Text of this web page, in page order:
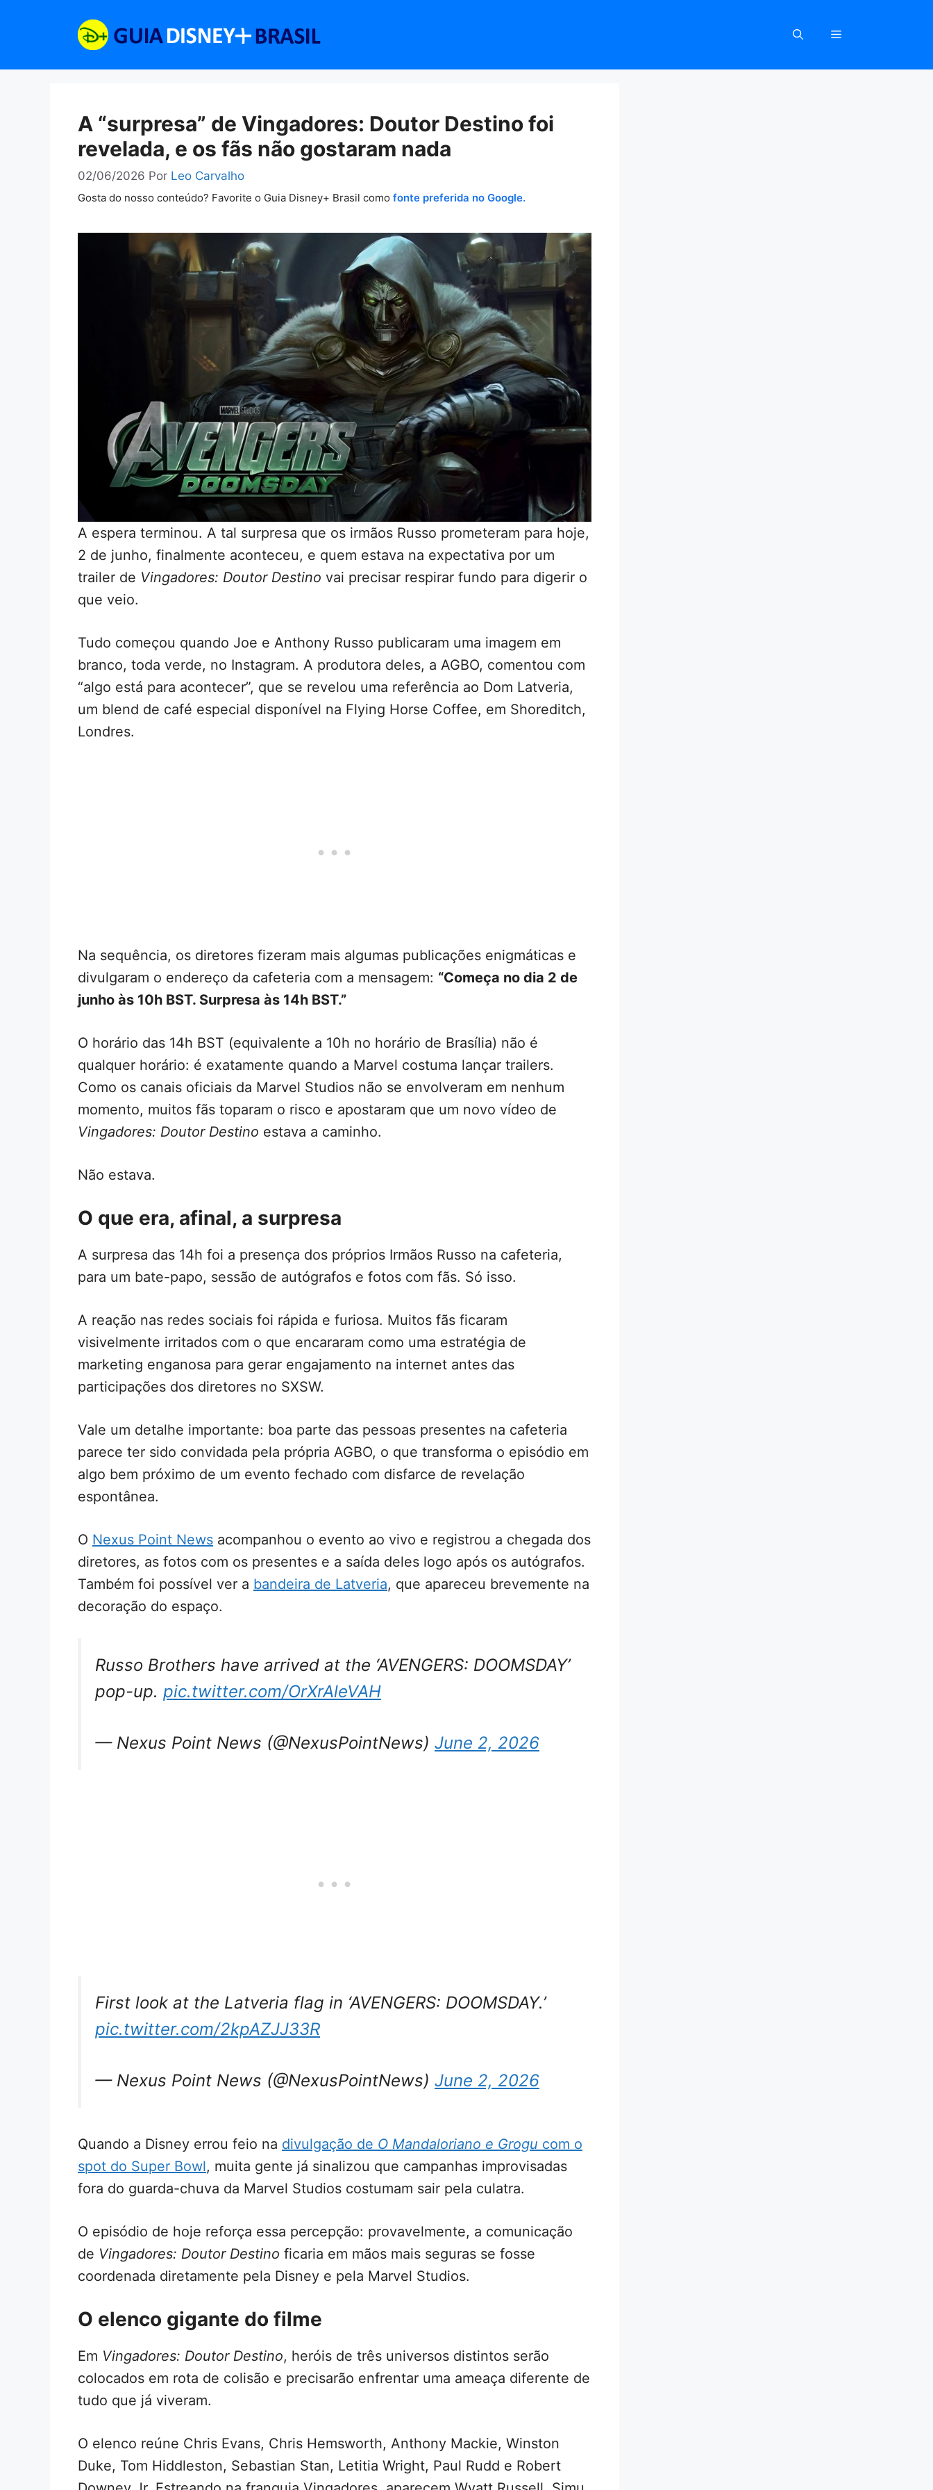
A “surpresa” de Vingadores: Doutor Destino foi
revelada, e os fãs não gostaram nada
02/06/2026 Por Leo Carvalho
Gosta do nosso conteúdo? Favorite o Guia Disney+ Brasil como fonte preferida no Google.
A espera terminou. A tal surpresa que os irmãos Russo prometeram para hoje,
2 de junho, finalmente aconteceu, e quem estava na expectativa por um
trailer de Vingadores: Doutor Destino vai precisar respirar fundo para digerir o
que veio.
Tudo começou quando Joe e Anthony Russo publicaram uma imagem em
branco, toda verde, no Instagram. A produtora deles, a AGBO, comentou com
“algo está para acontecer”, que se revelou uma referência ao Dom Latveria,
um blend de café especial disponível na Flying Horse Coffee, em Shoreditch,
Londres.
Na sequência, os diretores fizeram mais algumas publicações enigmáticas e
divulgaram o endereço da cafeteria com a mensagem: “Começa no dia 2 de
junho às 10h BST. Surpresa às 14h BST.”
O horário das 14h BST (equivalente a 10h no horário de Brasília) não é
qualquer horário: é exatamente quando a Marvel costuma lançar trailers.
Como os canais oficiais da Marvel Studios não se envolveram em nenhum
momento, muitos fãs toparam o risco e apostaram que um novo vídeo de
Vingadores: Doutor Destino estava a caminho.
Não estava.
O que era, afinal, a surpresa
A surpresa das 14h foi a presença dos próprios Irmãos Russo na cafeteria,
para um bate-papo, sessão de autógrafos e fotos com fãs. Só isso.
A reação nas redes sociais foi rápida e furiosa. Muitos fãs ficaram
visivelmente irritados com o que encararam como uma estratégia de
marketing enganosa para gerar engajamento na internet antes das
participações dos diretores no SXSW.
Vale um detalhe importante: boa parte das pessoas presentes na cafeteria
parece ter sido convidada pela própria AGBO, o que transforma o episódio em
algo bem próximo de um evento fechado com disfarce de revelação
espontânea.
O Nexus Point News acompanhou o evento ao vivo e registrou a chegada dos
diretores, as fotos com os presentes e a saída deles logo após os autógrafos.
Também foi possível ver a bandeira de Latveria, que apareceu brevemente na
decoração do espaço.
Russo Brothers have arrived at the ‘AVENGERS: DOOMSDAY’
pop-up. pic.twitter.com/OrXrAleVAH
— Nexus Point News (@NexusPointNews) June 2, 2026
First look at the Latveria flag in ‘AVENGERS: DOOMSDAY.’
pic.twitter.com/2kpAZJJ33R
— Nexus Point News (@NexusPointNews) June 2, 2026
Quando a Disney errou feio na divulgação de O Mandaloriano e Grogu com o
spot do Super Bowl, muita gente já sinalizou que campanhas improvisadas
fora do guarda-chuva da Marvel Studios costumam sair pela culatra.
O episódio de hoje reforça essa percepção: provavelmente, a comunicação
de Vingadores: Doutor Destino ficaria em mãos mais seguras se fosse
coordenada diretamente pela Disney e pela Marvel Studios.
O elenco gigante do filme
Em Vingadores: Doutor Destino, heróis de três universos distintos serão
colocados em rota de colisão e precisarão enfrentar uma ameaça diferente de
tudo que já viveram.
O elenco reúne Chris Evans, Chris Hemsworth, Anthony Mackie, Winston
Duke, Tom Hiddleston, Sebastian Stan, Letitia Wright, Paul Rudd e Robert